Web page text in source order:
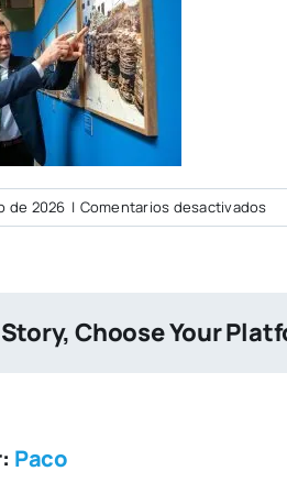
de 2026 | Comentarios desactivadosen
Choose Your
Paco